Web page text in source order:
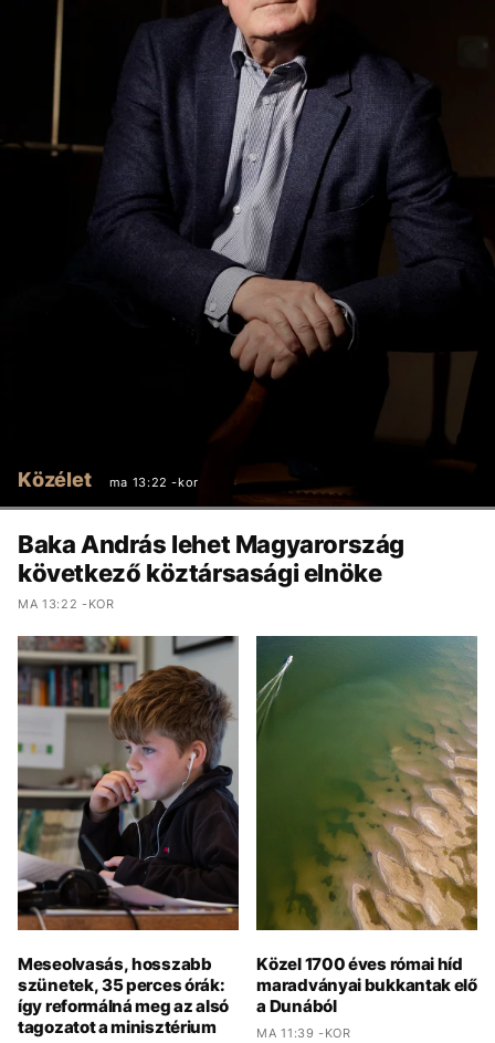
Közélet ma 13:22 -kor
Baka András lehet Magyarország
következő köztársasági elnöke
MA 13:22 -KOR
Meseolvasás, hosszabb
szünetek, 35 perces órák:
így reformálná meg az alsó
tagozatot a minisztérium
Közel 1700 éves római híd
maradványai bukkantak elő
a Dunából
MA 11:39 -KOR